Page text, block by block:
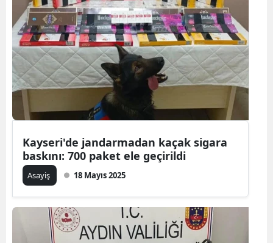
Kayseri'de jandarmadan kaçak sigara
baskını: 700 paket ele geçirildi
Asayiş 18 Mayıs 2025